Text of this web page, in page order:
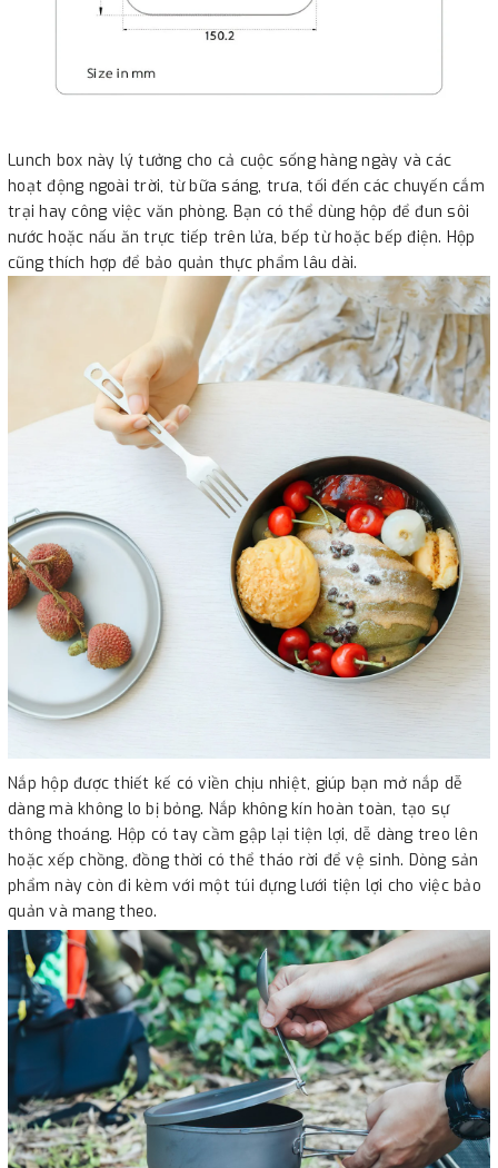
Lunch box này lý tưởng cho cả cuộc sống hàng ngày và các
hoạt động ngoài trời, từ bữa sáng, trưa, tối đến các chuyến cắm
trại hay công việc văn phòng. Bạn có thể dùng hộp để đun sôi
nước hoặc nấu ăn trực tiếp trên lửa, bếp từ hoặc bếp điện. Hộp
cũng thích hợp để bảo quản thực phẩm lâu dài.
Nắp hộp được thiết kế có viền chịu nhiệt, giúp bạn mở nắp dễ
dàng mà không lo bị bỏng. Nắp không kín hoàn toàn, tạo sự
thông thoáng. Hộp có tay cầm gập lại tiện lợi, dễ dàng treo lên
hoặc xếp chồng, đồng thời có thể tháo rời để vệ sinh. Dòng sản
phẩm này còn đi kèm với một túi đựng lưới tiện lợi cho việc bảo
quản và mang theo.